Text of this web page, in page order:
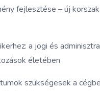
fejlesztése – új
a jogi és
életében
szükségesek a